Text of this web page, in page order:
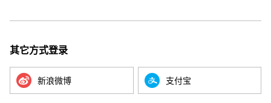
其它方式登录
新浪微博 支付宝